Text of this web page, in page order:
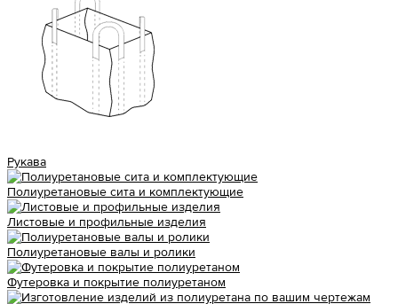
Рукава
Полиуретановые сита и комплектующие
Листовые и профильные изделия
Полиуретановые валы и ролики
Футеровка и покрытие полиуретаном